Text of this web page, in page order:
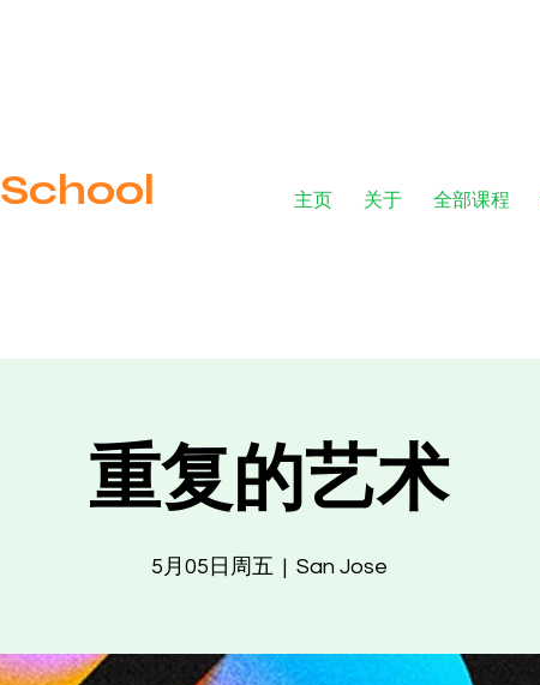
​ School 主页 关于 全部课程
重复的艺术
5月05日周五
  |
San Jose